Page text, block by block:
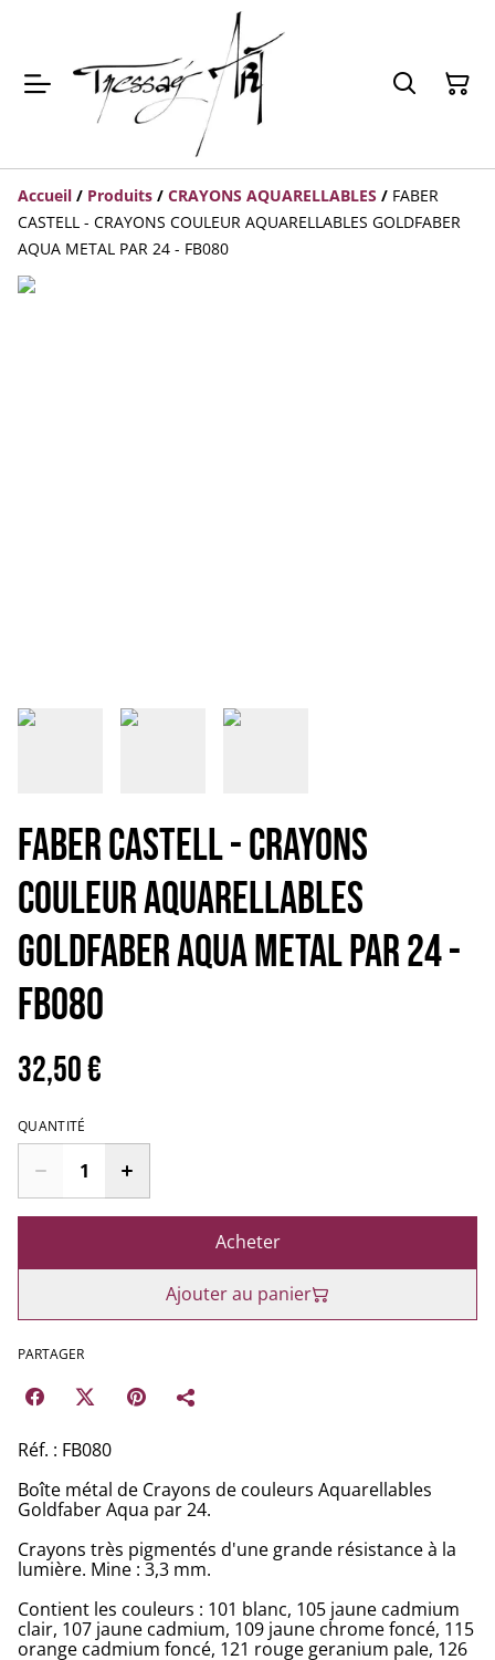
Accueil / Produits / CRAYONS AQUARELLABLES / FABER
CASTELL - CRAYONS COULEUR AQUARELLABLES GOLDFABER
AQUA METAL PAR 24 - FB080
FABER CASTELL - CRAYONS
COULEUR AQUARELLABLES
GOLDFABER AQUA METAL PAR 24 -
FB080
32,50 €
QUANTITÉ
Acheter
Ajouter au panier
PARTAGER
Réf. : FB080
Boîte métal de Crayons de couleurs Aquarellables
Goldfaber Aqua par 24.
Crayons très pigmentés d'une grande résistance à la
lumière. Mine : 3,3 mm.
Contient les couleurs : 101 blanc, 105 jaune cadmium
clair, 107 jaune cadmium, 109 jaune chrome foncé, 115
orange cadmium foncé, 121 rouge geranium pale, 126